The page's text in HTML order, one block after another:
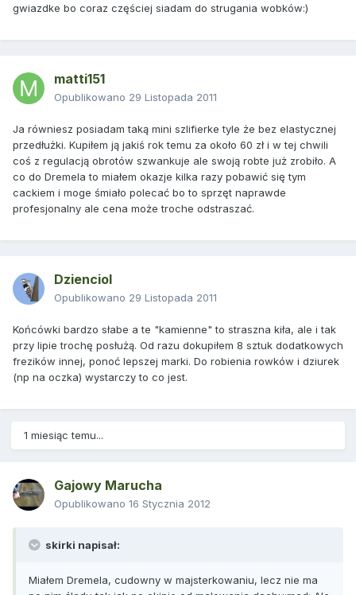
gwiazdke bo coraz częściej siadam do strugania wobków:)
matti151
Opublikowano 29 Listopada 2011
Ja równiesz posiadam taką mini szlifierke tyle że bez elastycznej
przedłużki. Kupiłem ją jakiś rok temu za około 60 zł i w tej chwili
coś z regulacją obrotów szwankuje ale swoją robte już zrobiło. A
co do Dremela to miałem okazje kilka razy pobawić się tym
cackiem i moge śmiało polecać bo to sprzęt naprawde
profesjonalny ale cena może troche odstraszać.
Dzienciol
Opublikowano 29 Listopada 2011
Końcówki bardzo słabe a te "kamienne" to straszna kiła, ale i tak
przy lipie trochę posłużą. Od razu dokupiłem 8 sztuk dodatkowych
frezików innej, ponoć lepszej marki. Do robienia rowków i dziurek
(np na oczka) wystarczy to co jest.
1 miesiąc temu...
Gajowy Marucha
Opublikowano 16 Stycznia 2012
skirki napisał:
Miałem Dremela, cudowny w majsterkowaniu, lecz nie ma